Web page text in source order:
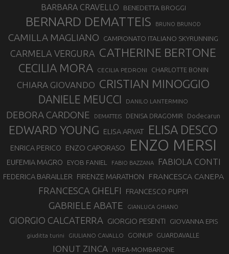
BARBARA CRAVELLO BENEDETTA BROGGI
BERNARD DEMATTEIS BRUNO BRUNOD
CAMILLA MAGLIANO CAMPIONATO ITALIANO SKYRUNNING
CARMELA VERGURA CATHERINE BERTONE
CECILIA MORA CECILIA PEDRONI CHARLOTTE BONIN
CHIARA GIOVANDO CRISTIAN MINOGGIO
DANIELE MEUCCI DANILO LANTERMINO
DEBORA CARDONE DEMATTEIS DENISA DRAGOMIR Dodecarun
EDWARD YOUNG ELISA ARVAT ELISA DESCO
ENRICA PERICO ENZO CAPORASO ENZO MERSI
EUFEMIA MAGRO EYOB FANIEL FABIO BAZZANA FABIOLA CONTI
FEDERICA BARAILLER FIRENZE MARATHON FRANCESCA CANEPA
FRANCESCA GHELFI FRANCESCO PUPPI
GABRIELE ABATE GIANLUCA GHIANO
GIORGIO CALCATERRA GIORGIO PESENTI GIOVANNA EPIS
giuditta turini GIULIANO CAVALLO GOINUP GUARDAVALLE
IONUT ZINCA IVREA-MOMBARONE